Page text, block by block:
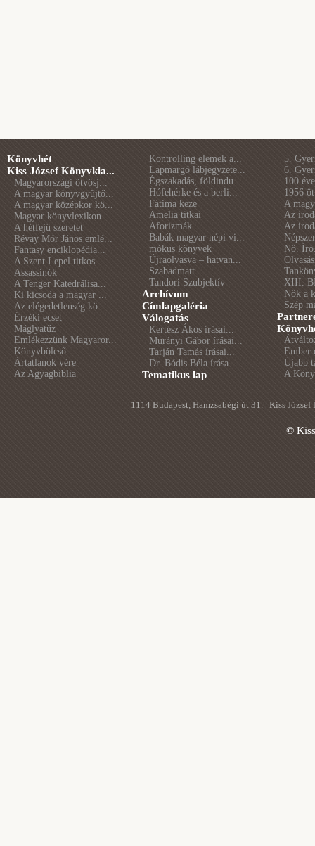
Könyvhét
Kiss József Könyvkia...
Magyarországi ötvösj...
A magyar könyvgyűjtő...
A magyar középkor kö...
Magyar könyvlexikon
A hétfejű szeretet
Révay Mór János emlé...
Fantasy enciklopédia...
A Szent Lepel titkos...
Assassinók
A Tenger Katedrálisa...
Ki kicsoda a magyar ...
Az elégedetlenség kö...
Érzéki ecset
Máglyatűz
Emlékezzünk Magyaror...
Könyvbölcső
Ártatlanok vére
Az Agyagbiblia
Kontrolling elemek a...
Lapmargó lábjegyzete...
Égszakadás, földindu...
Hófehérke és a berli...
Fátima keze
Amelia titkai
Aforizmák
Babák magyar népi vi...
mókus könyvek
Újraolvasva – hatvan...
Szabadmatt
Tandori Szubjektív
Archívum
Címlapgaléria
Válogatás
Kertész Ákos írásai...
Murányi Gábor írásai...
Tarján Tamás írásai...
Dr. Bódis Béla írása...
Tematikus lap
5.
6.
100
1956
A
Az
Az
Nő.
XIII.
Nők a
Szép
Ember
Újabb
A
1114 Budapest, Hamzsabégi út 31. | Kiss
©